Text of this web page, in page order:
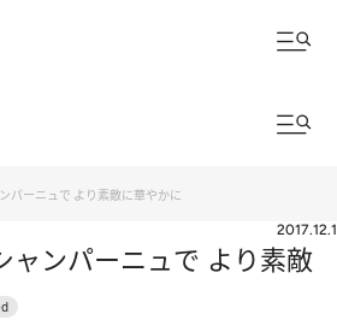
パーニュで より素敵に華やかに
2017.12.1
ャンパーニュで より素敵